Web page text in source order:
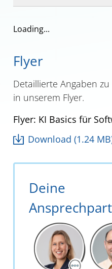
Loading...
Flyer
Detaillierte Angaben
in unserem Flyer.
Flyer: KI Basics für
Download (1.24
Deine